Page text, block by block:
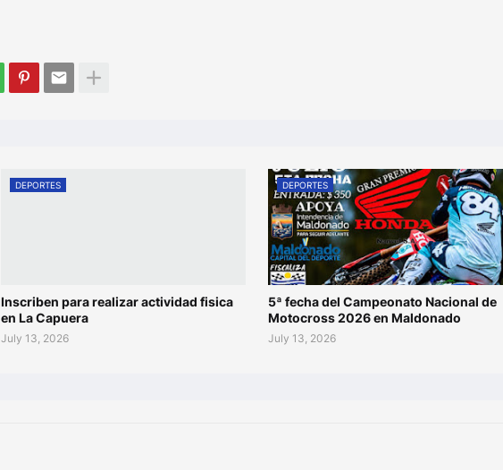
DEPORTES
Inscriben para realizar actividad fisica
en La Capuera
July 13, 2026
DEPORTES
5ª fecha del Campeonato Nacional de
Motocross 2026 en Maldonado
July 13, 2026